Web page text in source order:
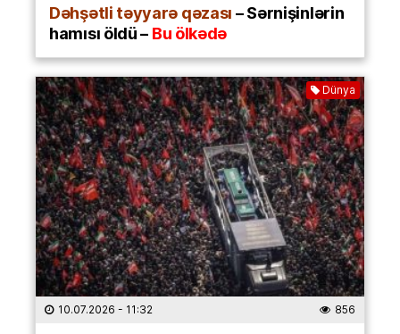
Dəhşətli təyyarə qəzası– Sərnişinlərin
hamısı öldü –Bu ölkədə
Dünya
10.07.2026 - 11:32 856